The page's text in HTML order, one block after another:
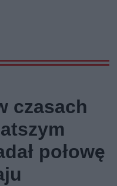
czasach
połowę